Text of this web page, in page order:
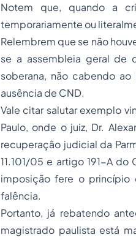
Notem que, quando a
temporariamente ou
Relembrem que se não
se a assembleia geral de
soberana, não cabendo
ausência de CND.
Vale citar salutar exemplo
Paulo, onde o juiz, Dr.
recuperação judicial da
11.101/05 e artigo 191-A
imposição fere o princípio
falência.
Portanto, já rebatendo
magistrado paulista está